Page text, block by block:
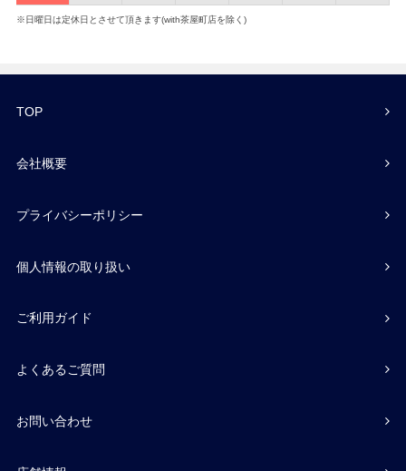
※日曜日は定休日とさせて頂きます(with茶屋町店を除く)
TOP
会社概要
プライバシーポリシー
個人情報の取り扱い
ご利用ガイド
よくあるご質問
お問い合わせ